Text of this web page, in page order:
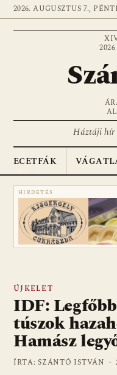
2026. AUGUSZTUS 7.,
Háztáji hír
ECETFÁK
HIRDETÉS
ÚJKELET
IDF:
túszok
Hamász
ÍRTA: SZÁNTÓ ISTVÁN ·